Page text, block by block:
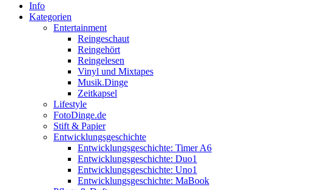
Info
Kategorien
Entertainment
Reingeschaut
Reingehört
Reingelesen
Vinyl und Mixtapes
Musik.Dinge
Zeitkapsel
Lifestyle
FotoDinge.de
Stift & Papier
Entwicklungsgeschichte
Entwicklungsgeschichte: Timer A6
Entwicklungsgeschichte: Duo1
Entwicklungsgeschichte: Uno1
Entwicklungsgeschichte: MaBook